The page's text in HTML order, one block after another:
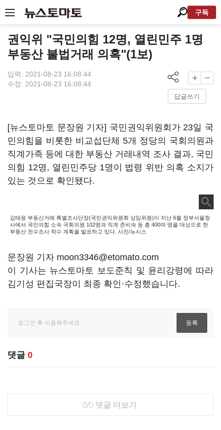
구독
권익위 "국민의힘 12명, 열린민주 1명
부동산 불법거래 의혹"(1보)
입력: 2021-08-23 16:08:44
수정: 2021-08-23 16:08:44
답글쓰기
[뉴스토마토 문장원 기자] 국민권익위원회가 23일 국
민의힘을 비롯한 비교섭단체 5개 정당의 국회의원과
직계가족 등에 대한 부동산 거래내역 조사 결과, 국민
의힘 12명, 열린민주당 1명이 법령 위반 의혹 소지가
있는 것으로 확인됐다.
김태응 부동산거래 특별조사단장(국민권익위원회 상임위원)이 지난 6월 정부서울청
사에서 국민의힘 소속 국회의원 102명과 직계 존비속 등 총 400여 명을 대상으로 한
부동산 전수조사 착수 계획을 발표하고 있다. 사진/뉴시스
문장원 기자 moon3346@etomato.com
이 기사는 뉴스토마토 보도준칙 및 윤리강령에 따라
김기성 편집국장이 최종 확인·수정했습니다.
댓글 0
0/0 댓글 더보기